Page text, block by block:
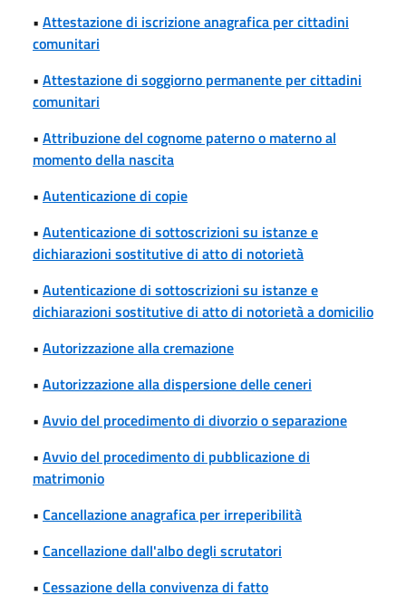
• Attestazione di iscrizione anagrafica per cittadini
comunitari
• Attestazione di soggiorno permanente per cittadini
comunitari
• Attribuzione del cognome paterno o materno al
momento della nascita
• Autenticazione di copie
• Autenticazione di sottoscrizioni su istanze e
dichiarazioni sostitutive di atto di notorietà
• Autenticazione di sottoscrizioni su istanze e
dichiarazioni sostitutive di atto di notorietà a domicilio
• Autorizzazione alla cremazione
• Autorizzazione alla dispersione delle ceneri
• Avvio del procedimento di divorzio o separazione
• Avvio del procedimento di pubblicazione di
matrimonio
• Cancellazione anagrafica per irreperibilità
• Cancellazione dall'albo degli scrutatori
• Cessazione della convivenza di fatto